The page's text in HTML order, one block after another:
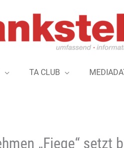
TA CLUB
„Fiege“ setzt